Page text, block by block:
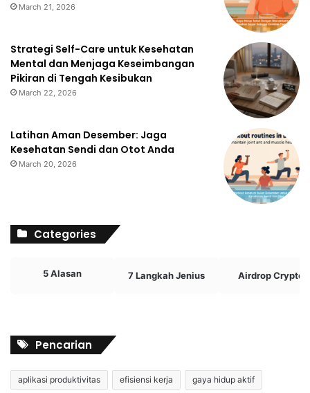
March 21, 2026
Strategi Self-Care untuk Kesehatan
Mental dan Menjaga Keseimbangan
Pikiran di Tengah Kesibukan
March 22, 2026
Latihan Aman Desember: Jaga
Kesehatan Sendi dan Otot Anda
March 20, 2026
Categories
5 Alasan 7 Langkah Jenius Airdrop Crypto
Pencarian
aplikasi produktivitas efisiensi kerja gaya hidup aktif